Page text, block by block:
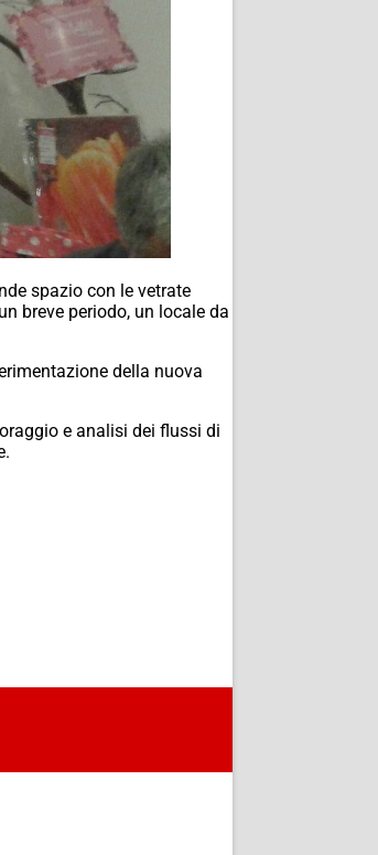
spazio con le vetrate
breve periodo, un locale da
della nuova
e analisi dei flussi di